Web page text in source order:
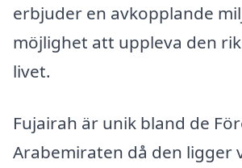
erbjuder en avkopplande
möjlighet att uppleva den
livet.
Fujairah är unik bland de
Arabemiraten då den ligger